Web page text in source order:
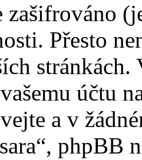
zašifrováno
Přesto
stránkách.
účtu
a v
phpBB